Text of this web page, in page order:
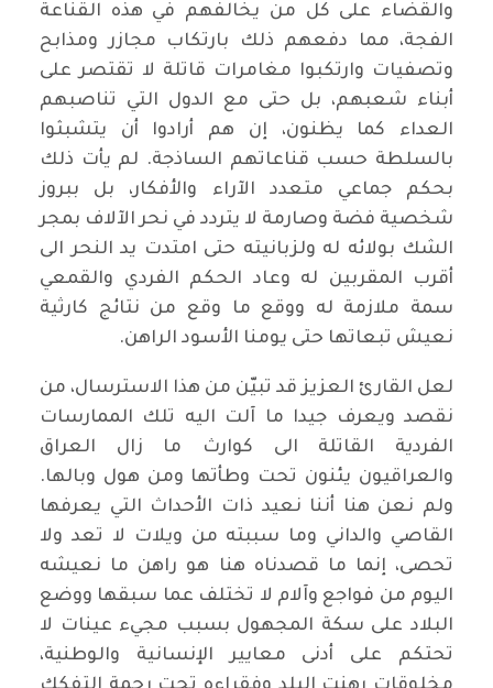
والقضاء على كل من يخالفهم في هذه القناعة
الفجة، مما دفعهم ذلك بارتكاب مجازر ومذابح
وتصفيات وارتكبوا مغامرات قاتلة لا تقتصر على
أبناء شعبهم، بل حتى مع الدول التي تناصبهم
العداء كما يظنون، إن هم أرادوا أن يتشبثوا
بالسلطة حسب قناعاتهم الساذجة. لم يأت ذلك
بحكم جماعي متعدد الآراء والأفكار، بل ببروز
شخصية فضة وصارمة لا يتردد في نحر الآلاف بمجر
الشك بولائه له ولزبانيته حتى امتدت يد النحر الى
أقرب المقربين له وعاد الحكم الفردي والقمعي
سمة ملازمة له ووقع ما وقع من نتائج كارثية
نعيش تبعاتها حتى يومنا الأسود الراهن.
لعل القارئ العزيز قد تبيّن من هذا الاسترسال، من
نقصد ويعرف جيدا ما آلت اليه تلك الممارسات
الفردية القاتلة الى كوارث ما زال العراق
والعراقيون يئنون تحت وطأتها ومن هول وبالها.
ولم نعن هنا أننا نعيد ذات الأحداث التي يعرفها
القاصي والداني وما سببته من ويلات لا تعد ولا
تحصى، إنما ما قصدناه هنا هو راهن ما نعيشه
اليوم من فواجع وآلام لا تختلف عما سبقها ووضع
البلاد على سكة المجهول بسبب مجيء عينات لا
تحتكم على أدنى معايير الإنسانية والوطنية،